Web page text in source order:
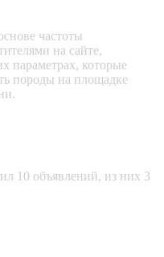
частоты
на сайте,
параметрах, которые
породы на площадке
10 объявлений, из них 3